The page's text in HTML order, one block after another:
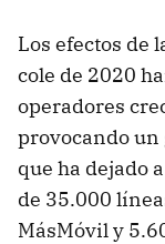
Los efectos de
cole de 2020
operadores
provocando un
que ha dejado
de 35.000
MásMóvil y